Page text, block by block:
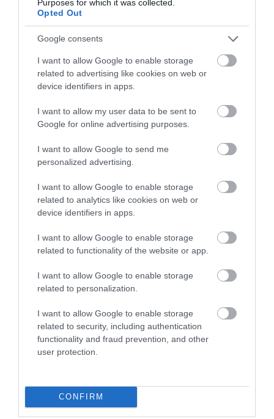
Purposes for which it was collected.
Opted Out
Google consents
I want to allow Google to enable storage
related to advertising like cookies on web or
device identifiers in apps.
I want to allow my user data to be sent to
Google for online advertising purposes.
I want to allow Google to send me
personalized advertising.
I want to allow Google to enable storage
related to analytics like cookies on web or
device identifiers in apps.
I want to allow Google to enable storage
related to functionality of the website or app.
I want to allow Google to enable storage
related to personalization.
I want to allow Google to enable storage
related to security, including authentication
functionality and fraud prevention, and other
user protection.
CONFIRM
μεταφορές χρημάτων
02.09.2025 | 12:35
Καταρρέει ο τουρισμός στην
Φλωρεντία: Ελπίζουν σε κρατήσεις
τώρα που μείωσαν τις τιμές